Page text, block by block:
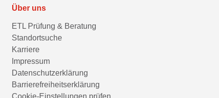
Über uns
ETL Prüfung & Beratung
Standortsuche
Karriere
Impressum
Datenschutzerklärung
Barrierefreiheitserklärung
Cookie-Einstellungen prüfen